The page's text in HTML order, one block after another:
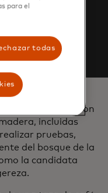
enviaron
incluidas
pruebas,
del bosque de la
la candidata
para el
todas